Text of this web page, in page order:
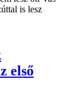
is lesz
első